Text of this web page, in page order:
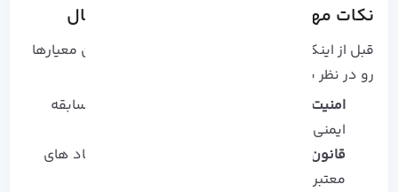
نکات مهم برای انتخاب صرافی ارز دیجیتال
قبل از اینکه در هر صرافی ثبت‌ نام کنید بهتره این معیارها
رو در نظر بگیرید:
امنیت:
استفاده از ذخیره‌ سازی سرد، بیمه و سابقه
ایمنی قوی.
قانون‌ مندی:
صرافی‌ هایی که تحت نظارت نهاد های
معتبر هستن، اعتماد بیشتری ایجاد می‌ کنن.